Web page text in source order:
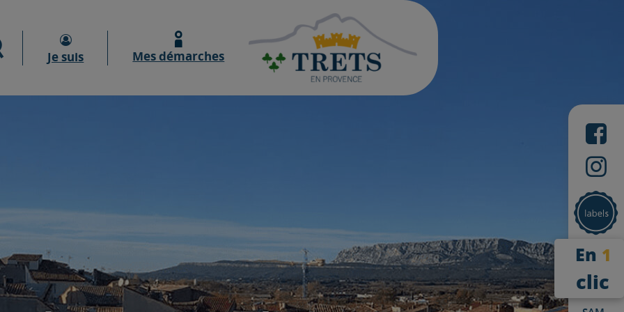
Moteur de recherche
Je suis Mes démarches
En 1
clic